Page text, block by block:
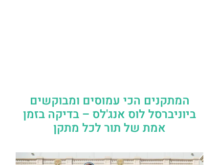
המתקנים הכי עמוסים ומבוקשים
ביוניברסל לוס אנג'לס – בדיקה בזמן
אמת של תור לכל מתקן